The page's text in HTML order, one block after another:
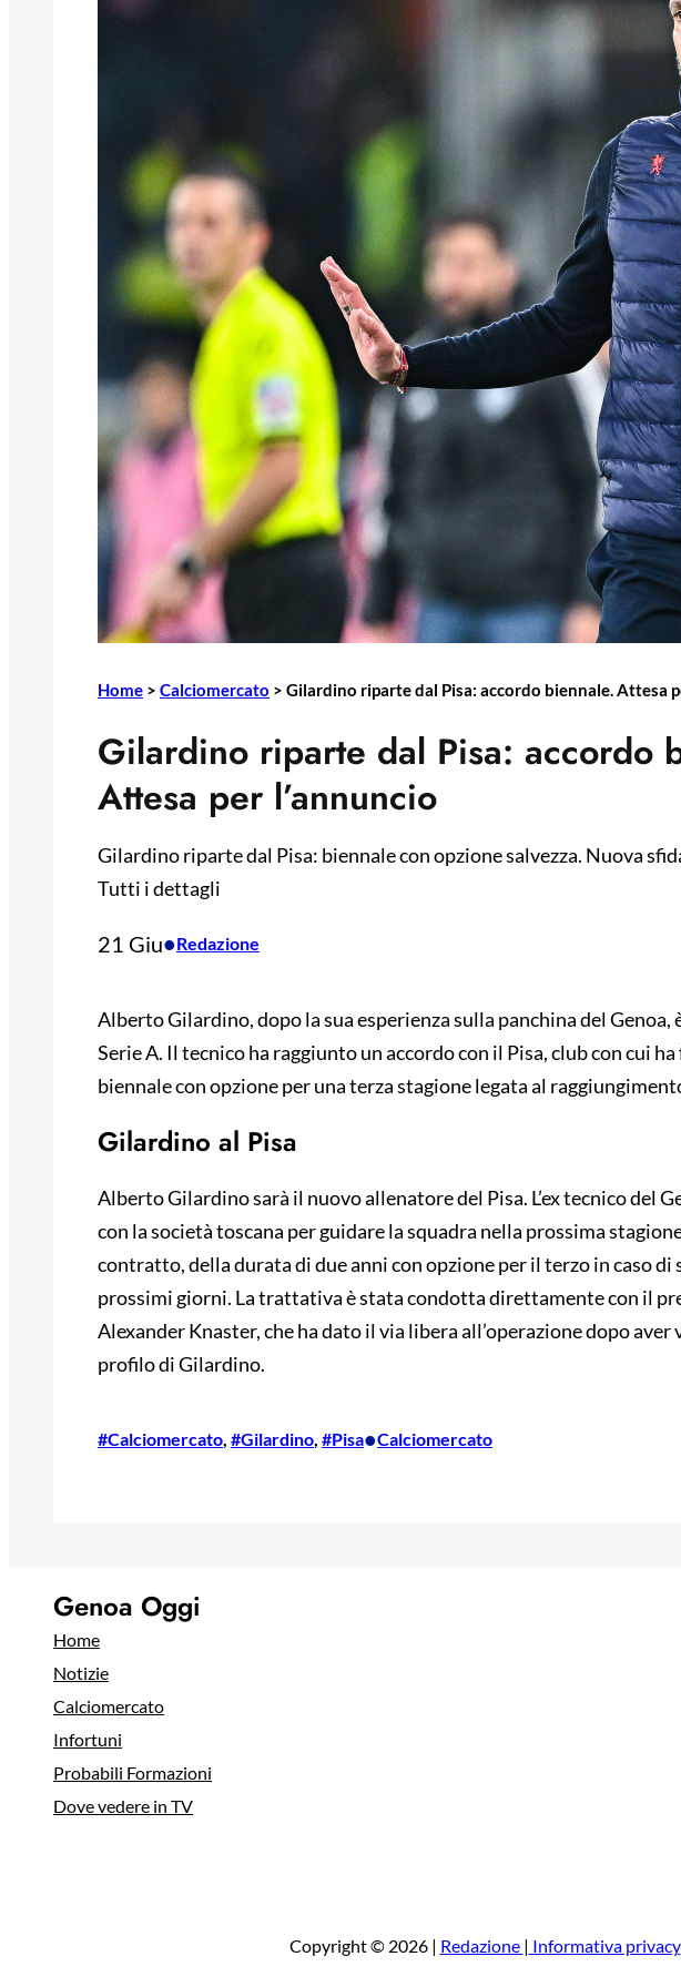
Home > Calciomercato > Gilardino riparte dal Pisa: accordo biennale. Attesa
Gilardino riparte dal Pisa: accordo
Attesa per l’annuncio
Gilardino riparte dal Pisa: biennale con opzione salvezza. Nuova
Tutti i dettagli
21 Giu•Redazione
Alberto Gilardino, dopo la sua esperienza sulla panchina del
Serie A. Il tecnico ha raggiunto un accordo con il Pisa, club con cui
biennale con opzione per una terza stagione legata al
Gilardino al Pisa
Alberto Gilardino sarà il nuovo allenatore del Pisa. L’ex tecnico del
con la società toscana per guidare la squadra nella prossima
contratto, della durata di due anni con opzione per il terzo in caso di
prossimi giorni. La trattativa è stata condotta direttamente con il
Alexander Knaster, che ha dato il via libera all’operazione dopo
profilo di Gilardino.
#Calciomercato, #Gilardino, #Pisa•Calciomercato
Genoa Oggi
Home
Notizie
Calciomercato
Infortuni
Probabili Formazioni
Dove vedere in TV
Copyright © 2026 | Redazione | Informativa privacy